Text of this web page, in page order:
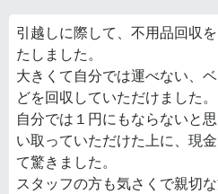
引越しに際して、不用品回収
たしました。
大きくて自分では運べない、
どを回収していただけました。
自分では１円にもならないと
い取っていただけた上に、現
て驚きました。
スタッフの方も気さくで親切